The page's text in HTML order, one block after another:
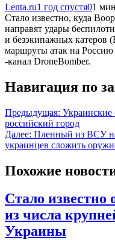
Lenta.ru1 год спустя01
Стало известно, куда
направят удары
и безэкипажных
маршруты атак на Россию
-канал DroneBomber.
Навигация по
Предыдущая: Украинские
российский город
Далее: Пленный из ВСУ
украинцев сложить
Похожие
Стало известно
из числа
Украины